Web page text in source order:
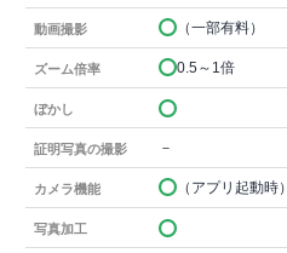
動画撮影 （一部有料）
ズーム倍率 0.5～1倍
ぼかし
証明写真の撮影 －
カメラ機能 （アプリ起動時）
写真加工